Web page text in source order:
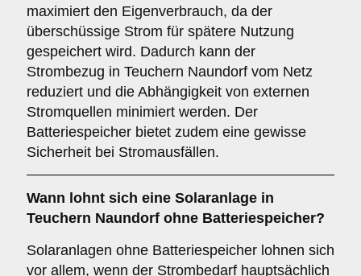
maximiert den Eigenverbrauch, da der
überschüssige Strom für spätere Nutzung
gespeichert wird. Dadurch kann der
Strombezug in Teuchern Naundorf vom Netz
reduziert und die Abhängigkeit von externen
Stromquellen minimiert werden. Der
Batteriespeicher bietet zudem eine gewisse
Sicherheit bei Stromausfällen.
Wann lohnt sich eine Solaranlage in
Teuchern Naundorf ohne Batteriespeicher?
Solaranlagen ohne Batteriespeicher lohnen sich
vor allem, wenn der Strombedarf hauptsächlich